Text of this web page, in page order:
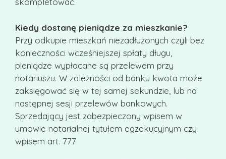
Kiedy dostanę pieniądze za mieszkanie?
Przy odkupie mieszkań niezadłużonych czyli bez
konieczności wcześniejszej spłaty długu,
pieniądze wypłacane są przelewem przy
notariuszu. W zależności od banku kwota może
zaksięgować się w tej samej sekundzie, lub na
następnej sesji przelewów bankowych.
Sprzedający jest zabezpieczony wpisem w
umowie notarialnej tytułem egzekucyjnym czy
wpisem art. 777